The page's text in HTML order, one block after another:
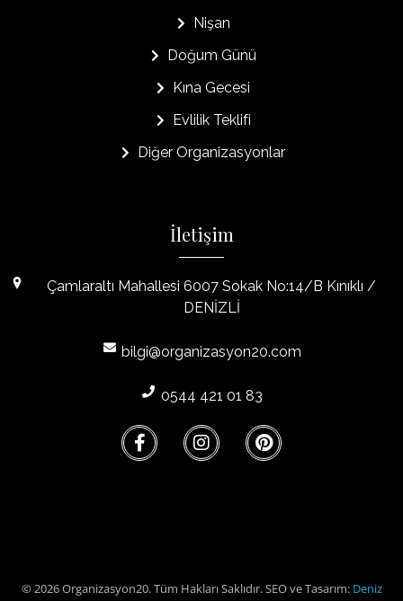
Nişan
Doğum Günü
Kına Gecesi
Evlilik Teklifi
Diğer Organizasyonlar
İletişim
Çamlaraltı Mahallesi 6007 Sokak No:14/B Kınıklı /
DENİZLİ
bilgi@organizasyon20.com
0544 421 01 83
© 2026 Organizasyon20. Tüm Hakları Saklıdır. SEO ve Tasarım: Deniz